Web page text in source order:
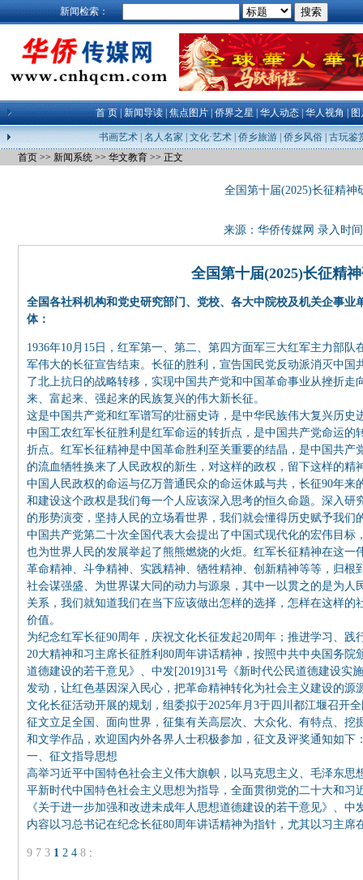
新闻检索：
首 页|新闻导读|焦点图片|侨界之星|华人动态|华人视角|图
书画艺术| 名人名家 文化·艺术| 侨乡旅游| 侨乡风俗| 古玩鉴
首页 >> 新闻系统 >> 华文教育 >> 正文
全国第十届(2025)长征精神
来源： 华侨传媒网 录入时
全国第十届(2025)长征精
全国各社科机构和党史研究部门、党校、各大中院校及机关企事
体：
1936年10月15日，红军第一、第二、第四方面军三大红军主力部
军伟大的长征宣告结束。长征的胜利，宣告国民党反动派消灭中
了北上抗日的战略转移，实现中国共产党和中国革命事业从挫折
来、富起来、强起来的民族复兴的伟大新长征。
这是中国共产党和红军谱写的壮丽史诗，是中华民族伟大复兴历史
中国工农红军长征胜利是红军命运的转折点，是中国共产党命运
折点。红军长征精神是中国革命胜利至关重要的结晶，是中国共
的流血牺牲换来了人民政权的新生，对这样的政权，留下这样的精
中国人民政权的命运与亿万普通民众的命运休戚与共，长征90年
和建设这个政权是我们每一个人应该深入思考的恒久命题。深入
的形势演变，坚持人民的立场看世界，我们就会懂得历史赋予我们
中国共产党第二十次全国代表大会提出了中国式现代化的宏伟目
也为世界人民的发展举起了熊熊燃烧的火炬。红军长征精神在这
革命精神、斗争精神、实践精神、牺牲精神、创新精神等等，归
社会谋强盛、为世界谋大同的动力与源泉，其中一以贯之的是为
关系，我们就知道我们在当下应该做出怎样的选择，怎样在这样
价值。
为纪念红军长征90周年，庆祝文化长征发起20周年；推进学习、
20大精神和习主席长征胜利80周年讲话精神，按照中共中央国务
道德建设的若干意见》、中发[2019]31号《新时代公民道德建设实
发动，让红色基因深入民心，把革命精神转化为社会主义建设的
文化长征活动开展的规划，组委拟于2025年月3于四川都江堰召开
征文立足全国、面向世界，征集有关高层次、大众化、有特点、
和文学作品，欢迎国内外各界人士积极参加，征文及评奖通知如下
一、征文指导思想
高举习近平中国特色社会主义伟大旗帜，以马克思主义、毛泽东思
平新时代中国特色社会主义思想为指导，全面贯彻党的二十大和
《关于进一步加强和改进未成年人思想道德建设的若干意见》、
内容以习总书记在纪念长征80周年讲话精神为指针，尤其以习主席
9 7 3 1 2 4 8 :